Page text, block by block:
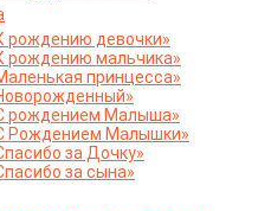
рождению девочки»
рождению мальчика»
принцесса»
рождением Малыша»
Рождением Малышки»
за Дочку»
за сына»